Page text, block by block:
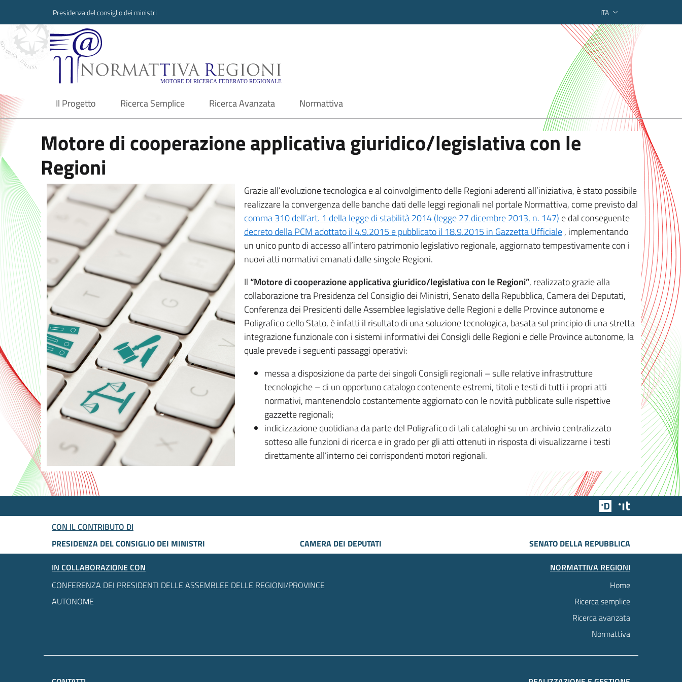
Presidenza del consiglio dei ministri ITA
Normattiva Regioni - Motore di ricerca federato regionale
Il Progetto
current Ricerca Semplice Ricerca Avanzata Normattiva
Motore di cooperazione applicativa giuridico/legislativa con le
Regioni
Grazie all’evoluzione tecnologica e al coinvolgimento delle Regioni aderenti all’iniziativa, è stato possibile
realizzare la convergenza delle banche dati delle leggi regionali nel portale Normattiva, come previsto dal
comma 310 dell’art. 1 della legge di stabilità 2014 (legge 27 dicembre 2013, n. 147) e dal conseguente
decreto della PCM adottato il 4.9.2015 e pubblicato il 18.9.2015 in Gazzetta Ufficiale, implementando
un unico punto di accesso all’intero patrimonio legislativo regionale, aggiornato tempestivamente con i
nuovi atti normativi emanati dalle singole Regioni.
Il “Motore di cooperazione applicativa giuridico/legislativa con le Regioni”, realizzato grazie alla
collaborazione tra Presidenza del Consiglio dei Ministri, Senato della Repubblica, Camera dei Deputati,
Conferenza dei Presidenti delle Assemblee legislative delle Regioni e delle Province autonome e
Poligrafico dello Stato, è infatti il risultato di una soluzione tecnologica, basata sul principio di una stretta
integrazione funzionale con i sistemi informativi dei Consigli delle Regioni e delle Province autonome, la
quale prevede i seguenti passaggi operativi:
messa a disposizione da parte dei singoli Consigli regionali – sulle relative infrastrutture
tecnologiche – di un opportuno catalogo contenente estremi, titoli e testi di tutti i propri atti
normativi, mantenendolo costantemente aggiornato con le novità pubblicate sulle rispettive
gazzette regionali;
indicizzazione quotidiana da parte del Poligrafico di tali cataloghi su un archivio centralizzato
sotteso alle funzioni di ricerca e in grado per gli atti ottenuti in risposta di visualizzarne i testi
direttamente all’interno dei corrispondenti motori regionali.
Team Digitale
CON IL CONTRIBUTO DI
PRESIDENZA DEL CONSIGLIO DEI MINISTRI
CAMERA DEI DEPUTATI
SENATO DELLA REPUBBLICA
IN COLLABORAZIONE CON
CONFERENZA DEI PRESIDENTI DELLE ASSEMBLEE DELLE REGIONI/PROVINCE
AUTONOME
NORMATTIVA REGIONI
Home
Ricerca semplice
Ricerca avanzata
Normattiva